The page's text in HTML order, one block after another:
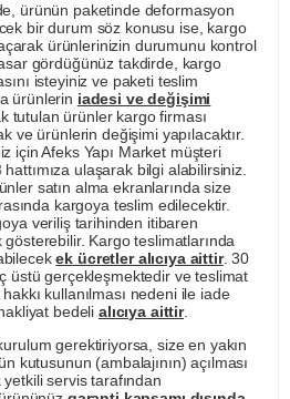
ürünün paketinde deformasyon
bir durum söz konusu ise, kargo
ürünlerinizin durumunu kontrol
gördüğünüz takdirde, kargo
isteyiniz ve paketi teslim
ürünlerin iadesi ve değişimi
tutulan ürünler kargo firması
ve ürünlerin değişimi yapılacaktır.
için Afeks Yapı Market müşteri
hattımıza ulaşarak bilgi alabilirsiniz.
satın alma ekranlarında size
kargoya teslim edilecektir.
veriliş tarihinden itibaren
Kargo teslimatlarında
ek ücretler alıcıya aittir. 30
üstü gerçekleşmektedir ve teslimat
kullanılması nedeni ile iade
bedeli alıcıya aittir.
gerektiriyorsa, size en yakın
kutusunun (ambalajının) açılması
servis tarafından